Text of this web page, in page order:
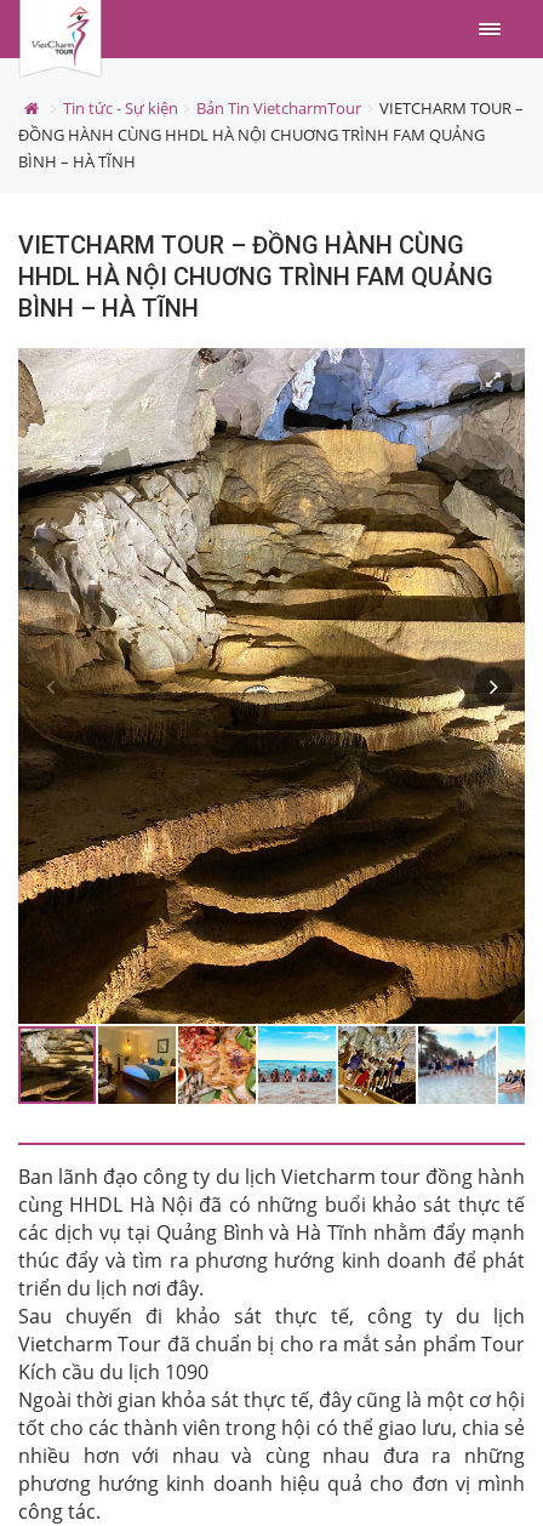
Menu
Tin tức - Sự kiện Bản Tin VietcharmTour
VIETCHARM TOUR –
ĐỒNG HÀNH CÙNG HHDL HÀ NỘI CHUƠNG TRÌNH FAM QUẢNG
BÌNH – HÀ TĨNH
VIETCHARM TOUR – ĐỒNG HÀNH CÙNG
HHDL HÀ NỘI CHUƠNG TRÌNH FAM QUẢNG
BÌNH – HÀ TĨNH
Ban lãnh đạo công ty du lịch Vietcharm tour đồng hành
cùng HHDL Hà Nội đã có những buổi khảo sát thực tế
các dịch vụ tại Quảng Bình và Hà Tĩnh nhằm đẩy mạnh
thúc đẩy và tìm ra phương hướng kinh doanh để phát
triển du lịch nơi đây.
Sau chuyến đi khảo sát thực tế, công ty du lịch
Vietcharm Tour đã chuẩn bị cho ra mắt sản phẩm Tour
Kích cầu du lịch 1090
Ngoài thời gian khỏa sát thực tế, đây cũng là một cơ hội
tốt cho các thành viên trong hội có thể giao lưu, chia sẻ
nhiều hơn với nhau và cùng nhau đưa ra những
phương hướng kinh doanh hiệu quả cho đơn vị mình
công tác.